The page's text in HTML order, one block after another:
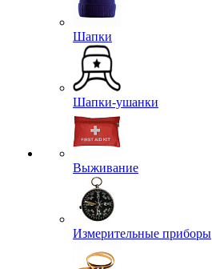
Шапки
Шапки-ушанки
Выживание
Измерительные приборы